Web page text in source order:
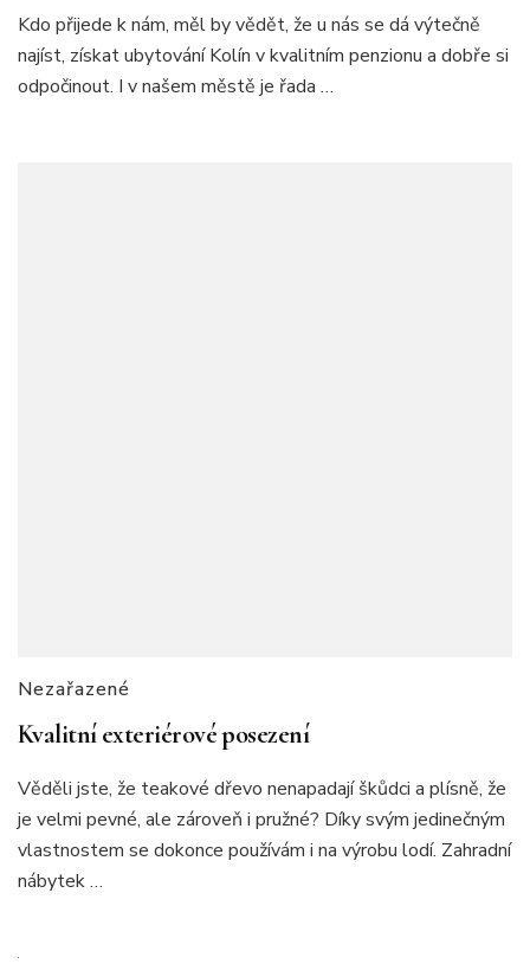
Kdo přijede k nám, měl by vědět, že u nás se dá výtečně
najíst, získat ubytování Kolín v kvalitním penzionu a dobře si
odpočinout. I v našem městě je řada …
Nezařazené
Kvalitní exteriérové posezení
Věděli jste, že teakové dřevo nenapadají škůdci a plísně, že
je velmi pevné, ale zároveň i pružné? Díky svým jedinečným
vlastnostem se dokonce používám i na výrobu lodí. Zahradní
nábytek …